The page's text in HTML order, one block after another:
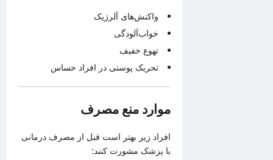
واکنش‌های آلرژیک
خواب‌آلودگی
تهوع خفیف
تحریک پوستی در افراد حساس
موارد منع مصرف
افراد زیر بهتر است قبل از مصرف درمانی
با پزشک مشورت کنند: